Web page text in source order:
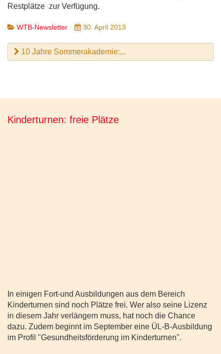
Restplätze zur Verfügung.
WTB-Newsletter 30. April 2013
10 Jahre Sommerakademie:...
Kinderturnen: freie Plätze
In einigen Fort-und Ausbildungen aus dem Bereich
Kinderturnen sind noch Plätze frei. Wer also seine Lizenz
in diesem Jahr verlängern muss, hat noch die Chance
dazu. Zudem beginnt im September eine ÜL-B-Ausbildung
im Profil "Gesundheitsförderung im Kinderturnen".